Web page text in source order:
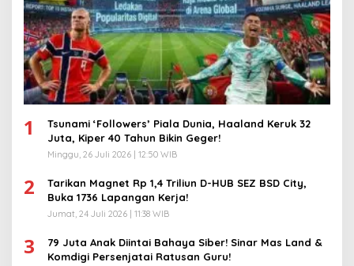
1
Tsunami ‘Followers’ Piala Dunia, Haaland Keruk 32
Juta, Kiper 40 Tahun Bikin Geger!
Minggu, 26 Juli 2026 | 12:50 WIB
2
Tarikan Magnet Rp 1,4 Triliun D-HUB SEZ BSD City,
Buka 1736 Lapangan Kerja!
Jumat, 24 Juli 2026 | 11:38 WIB
3
79 Juta Anak Diintai Bahaya Siber! Sinar Mas Land &
Komdigi Persenjatai Ratusan Guru!